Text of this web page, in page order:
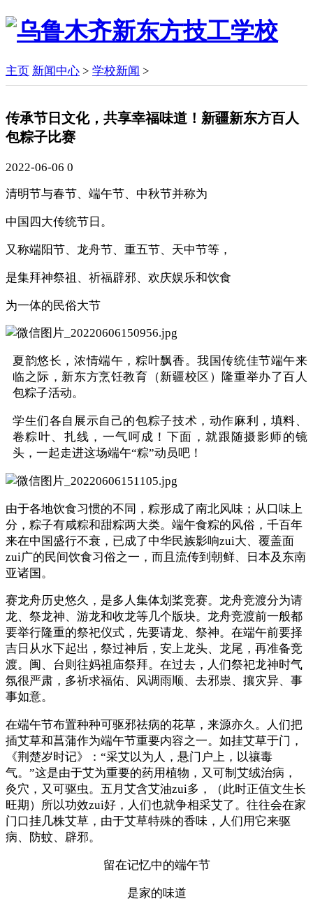
主页 新闻中心 > 学校新闻 >
传承节日文化，共享幸福味道！新疆新东方百人
包粽子比赛
2022-06-06 0
清明节与春节、端午节、中秋节并称为
中国四大传统节日。
又称端阳节、龙舟节、重五节、天中节等，
是集拜神祭祖、祈福辟邪、欢庆娱乐和饮食
为一体的民俗大节
夏韵悠长，浓情端午，粽叶飘香。我国传统佳节端午来
临之际，新东方烹饪教育（新疆校区）隆重举办了百人
包粽子活动。
学生们各自展示自己的包粽子技术，动作麻利，填料、
卷粽叶、扎线，一气呵成！下面，就跟随摄影师的镜
头，一起走进这场端午“粽”动员吧！
由于各地饮食习惯的不同，粽形成了南北风味；从口味上
分，粽子有咸粽和甜粽两大类。端午食粽的风俗，千百年
来在中国盛行不衰，已成了中华民族影响zui大、覆盖面
zui广的民间饮食习俗之一，而且流传到朝鲜、日本及东南
亚诸国。
赛龙舟历史悠久，是多人集体划桨竞赛。龙舟竞渡分为请
龙、祭龙神、游龙和收龙等几个版块。龙舟竞渡前一般都
要举行隆重的祭祀仪式，先要请龙、祭神。在端午前要择
吉日从水下起出，祭过神后，安上龙头、龙尾，再准备竞
渡。闽、台则往妈祖庙祭拜。在过去，人们祭祀龙神时气
氛很严肃，多祈求福佑、风调雨顺、去邪祟、攘灾异、事
事如意。
在端午节布置种种可驱邪祛病的花草，来源亦久。人们把
插艾草和菖蒲作为端午节重要内容之一。如挂艾草于门，
《荆楚岁时记》：“采艾以为人，悬门户上，以禳毒
气。”这是由于艾为重要的药用植物，又可制艾绒治病，
灸穴，又可驱虫。五月艾含艾油zui多，（此时正值文生长
旺期）所以功效zui好，人们也就争相采艾了。往往会在家
门口挂几株艾草，由于艾草特殊的香味，人们用它来驱
病、防蚊、辟邪。
留在记忆中的端午节
是家的味道